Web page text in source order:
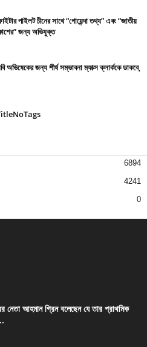
পাইলট চীনের সাথে “গোয়েন্দা তথ্য” এবং “জাতীয়
জন্য অভিযুক্ত
অভিষেকের জন্য শীর্ষ সম্ভাবনা ম্যাক্স ক্লার্ককে ডাকবে,
6894
4241
0
নেতা আহমান গ্রিন বলেছেন যে তার প্রাথমিক